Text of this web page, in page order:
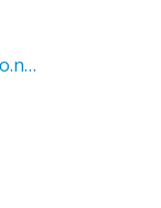
https://boostping.kilho.net